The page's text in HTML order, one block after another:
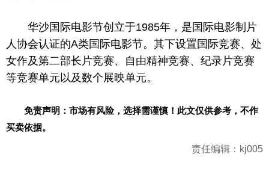
华沙国际电影节创立于1985年，是国际电影制片
人协会认证的A类国际电影节。其下设置国际竞赛、处
女作及第二部长片竞赛、自由精神竞赛、纪录片竞赛
等竞赛单元以及数个展映单元。
免责声明：市场有风险，选择需谨慎！此文仅供参考，不作
买卖依据。
责任编辑：kj005